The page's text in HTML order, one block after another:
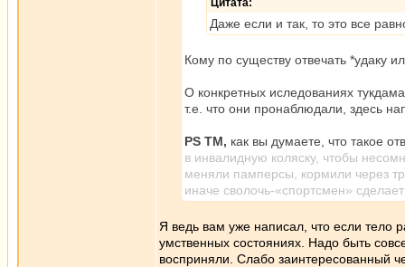
Цитата:
Даже если и так, то это все
Кому по существу отвечать *удаку
О конкретных иследованиях
т.е. что они пронаблюдали, здесь
PS TM, как вы думаете, что такое
в инвалидную коляску, чтобы
меняли памперсы, кормили через
иначе сволочь-«спортсмен»
Я ведь вам уже написал, что если тело
умственных состояниях. Надо быть
восприняли. Слабо заинтересованный